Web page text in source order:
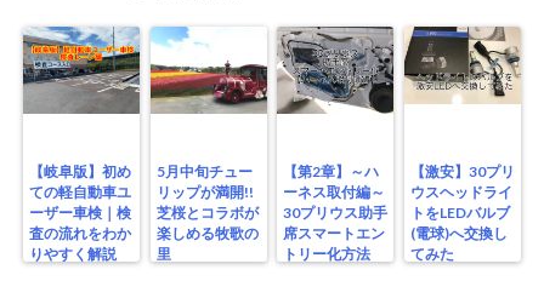
【岐阜版】初め
ての軽自動車ユ
ーザー車検｜検
査の流れをわか
りやすく解説
5月中旬チュー
リップが満開!!
芝桜とコラボが
楽しめる牧歌の
里
【第2章】～ハ
ーネス取付編～
30プリウス助手
席スマートエン
トリー化方法
【激安】30プリ
ウスヘッドライ
トをLEDバルブ
(電球)へ交換し
てみた